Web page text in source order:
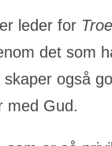
leder for
det som
skaper også
med Gud.